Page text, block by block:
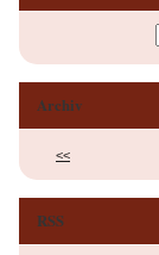
Archiv
<<
RSS